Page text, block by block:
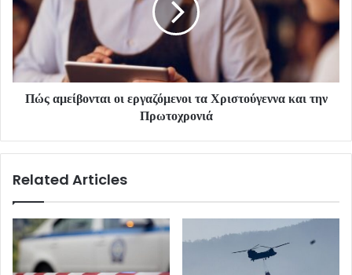
Πώς αμείβονται οι εργαζόμενοι τα Χριστούγεννα και την
Πρωτοχρονιά
Related Articles